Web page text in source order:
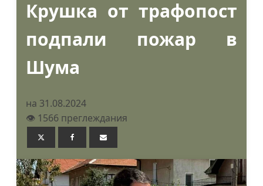
Крушка от трафопост
подпали пожар в
Шума
на 31.08.2024
👁️ 1566 преглеждания